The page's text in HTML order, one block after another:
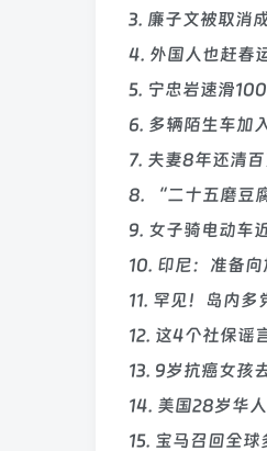
3. 廉子文被取消
4. 外国人也赶春
5. 宁忠岩速滑
6. 多辆陌生车加
7. 夫妻8年还清
8. “二十五磨豆
9. 女子骑电动车
10. 印尼：准备
11. 罕见！岛内
12. 这4个社保谣
13. 9岁抗癌女孩
14. 美国28岁华
15. 宝马召回全球